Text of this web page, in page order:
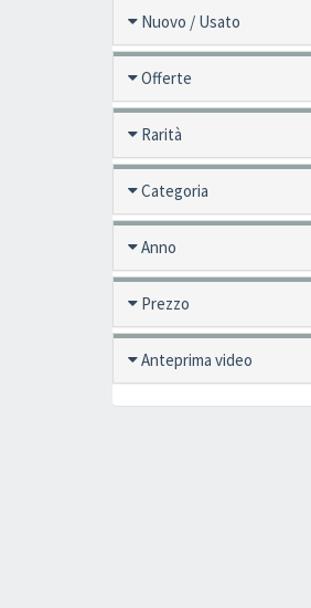
Nuovo / Usato
Offerte
Rarità
Categoria
Anno
Prezzo
Anteprima video